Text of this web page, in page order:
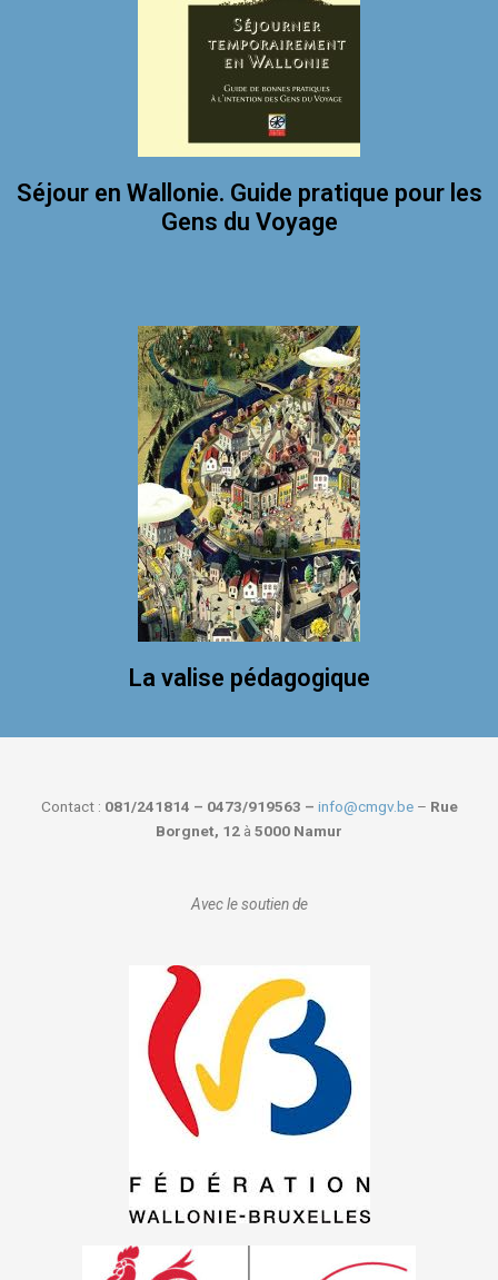
Séjour en Wallonie. Guide pratique pour les
Gens du Voyage
La valise pédagogique
Contact : 081/241814 – 0473/919563 – info@cmgv.be– Rue
Borgnet, 12 à 5000 Namur
Avec le soutien de